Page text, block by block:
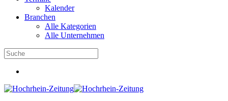
Kalender
Branchen
Alle Kategorien
Alle Unternehmen